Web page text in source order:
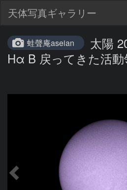
天体写真ギャラリー
蛙聲庵aseian
太陽
Hα B 戻ってきた活動